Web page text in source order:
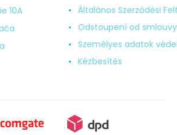
10A
Általános Szerződési
Odstoupení od smlouvy
Személyes adatok
Kézbesítés